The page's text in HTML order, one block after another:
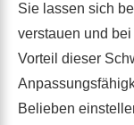
Sie lassen sich
verstauen und
Vorteil dieser
Belieben